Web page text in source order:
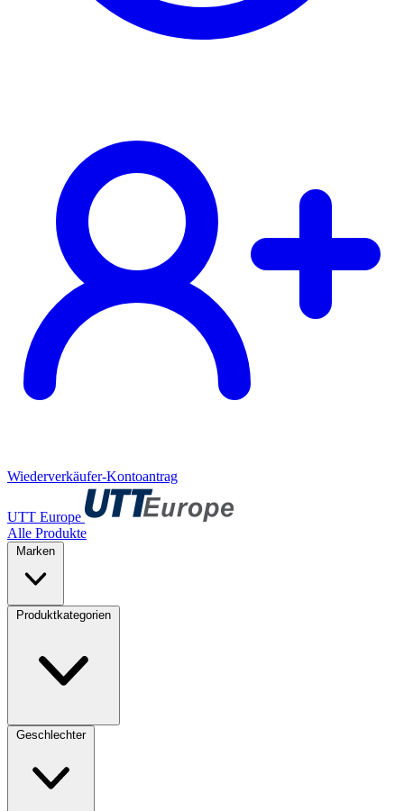
Wiederverkäufer-Kontoantrag
UTT Europe
Alle Produkte
Marken
Produktkategorien
Geschlechter